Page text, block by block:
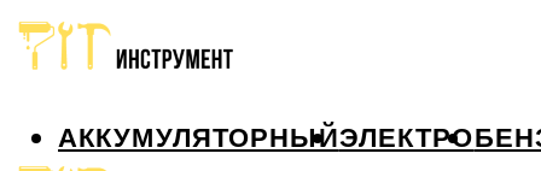
АККУМУЛЯТОРНЫЙЭЛЕКТРО